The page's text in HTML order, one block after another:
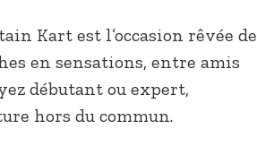
Kart est l’occasion rêvée de
en sensations, entre amis
débutant ou expert,
hors du commun.